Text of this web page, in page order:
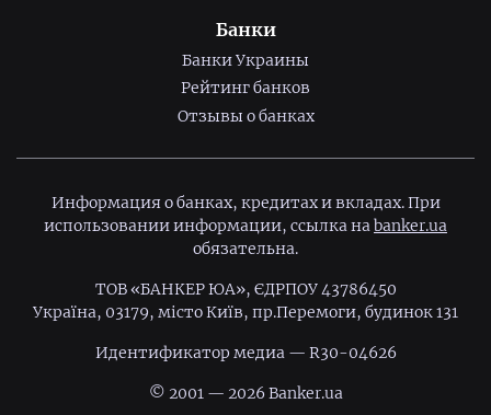
Банки
Банки Украины
Рейтинг банков
Отзывы о банках
Информация о банках, кредитах и вкладах. При
использовании информации, ссылка на banker.ua
обязательна.
ТОВ «БАНКЕР ЮА», ЄДРПОУ 43786450
Україна, 03179, місто Київ, пр.Перемоги, будинок 131
Идентификатор медиа — R30-04626
© 2001 — 2026 Banker.ua